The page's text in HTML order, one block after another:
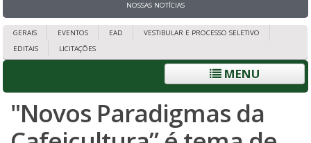
NOSSAS NOTÍCIAS
GERAIS EVENTOS EAD
VESTIBULAR E PROCESSO SELETIVO
EDITAIS
LICITAÇÕES
MENU
"Novos Paradigmas da